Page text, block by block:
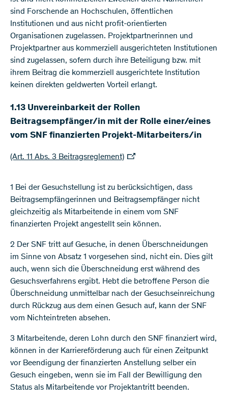
sind Forschende an Hochschulen, öffentlichen
Institutionen und aus nicht profit-orientierten
Organisationen zugelassen. Projektpartnerinnen und
Projektpartner aus kommerziell ausgerichteten Institutionen
sind zugelassen, sofern durch ihre Beteiligung bzw. mit
ihrem Beitrag die kommerziell ausgerichtete Institution
keinen direkten geldwerten Vorteil erlangt.
1.13 Unvereinbarkeit der Rollen
Beitragsempfänger/in mit der Rolle einer/eines
vom SNF finanzierten Projekt-Mitarbeiters/in
(Art. 11 Abs. 3 Beitragsreglement)
1 Bei der Gesuchstellung ist zu berücksichtigen, dass
Beitragsempfängerinnen und Beitragsempfänger nicht
gleichzeitig als Mitarbeitende in einem vom SNF
finanzierten Projekt angestellt sein können.
2 Der SNF tritt auf Gesuche, in denen Überschneidungen
im Sinne von Absatz 1 vorgesehen sind, nicht ein. Dies gilt
auch, wenn sich die Überschneidung erst während des
Gesuchsverfahrens ergibt. Hebt die betroffene Person die
Überschneidung unmittelbar nach der Gesuchseinreichung
durch Rückzug aus dem einen Gesuch auf, kann der SNF
vom Nichteintreten absehen.
3 Mitarbeitende, deren Lohn durch den SNF finanziert wird,
können in der Karriereförderung auch für einen Zeitpunkt
vor Beendigung der finanzierten Anstellung selber ein
Gesuch eingeben, wenn sie im Fall der Bewilligung den
Status als Mitarbeitende vor Projektantritt beenden.